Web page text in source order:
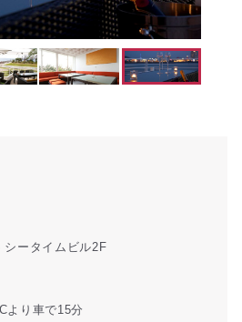
シータイムビル2F
より車で15分